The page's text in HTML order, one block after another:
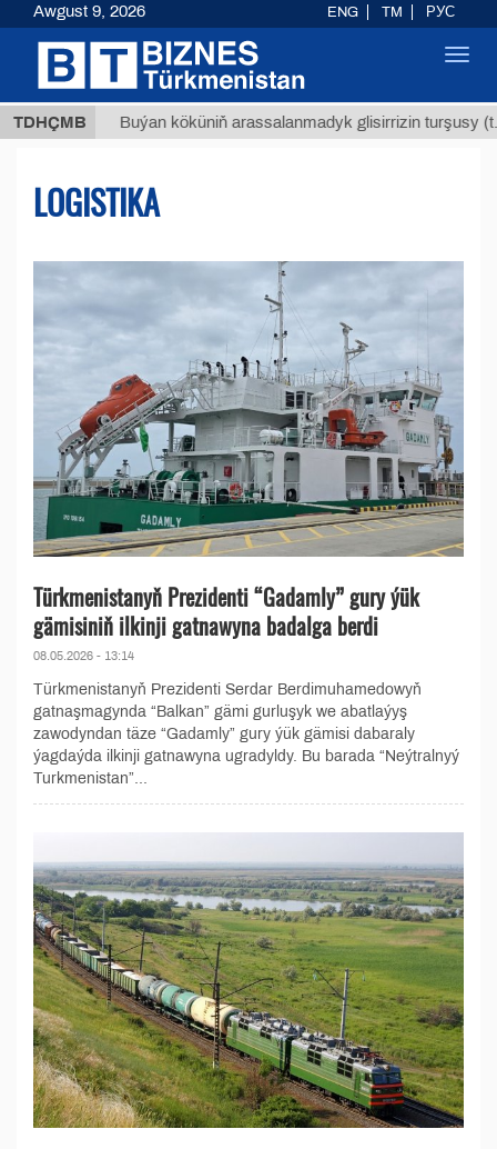
TDHÇMB
Buýan köküniň arassalanmadyk glisirrizin turşusy (t.)
LOGISTIKA
Türkmenistanyň Prezidenti “Gadamly” gury ýük
gämisiniň ilkinji gatnawyna badalga berdi
08.05.2026 - 13:14
Türkmenistanyň Prezidenti Serdar Berdimuhamedowyň
gatnaşmagynda “Balkan” gämi gurluşyk we abatlaýyş
zawodyndan täze “Gadamly” gury ýük gämisi dabaraly
ýagdaýda ilkinji gatnawyna ugradyldy. Bu barada “Neýtralnyý
Turkmenistan”...
Awgust 9, 2026 ENG TM РУС